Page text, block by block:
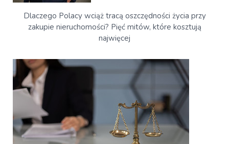
Dlaczego Polacy wciąż tracą oszczędności życia przy
zakupie nieruchomości? Pięć mitów, które kosztują
najwięcej